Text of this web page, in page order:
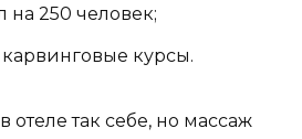
на 250 человек;
курсы.
отеле так себе, но массаж